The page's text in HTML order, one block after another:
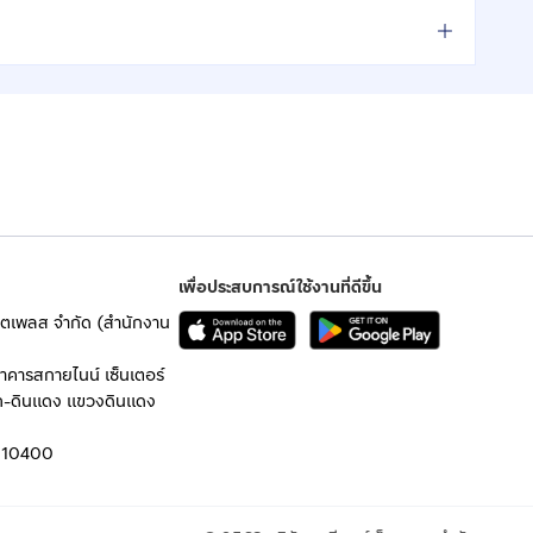
เพลส จำกัด (สำนักงาน
ารสกายไนน์ เซ็นเตอร์
ดินแดง แขวงดินแดง
เพื่อประสบการณ์ใช้งานที่ดีขึ้น